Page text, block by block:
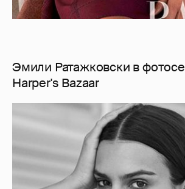
Эмили Ратажковски в
Harper's Bazaar